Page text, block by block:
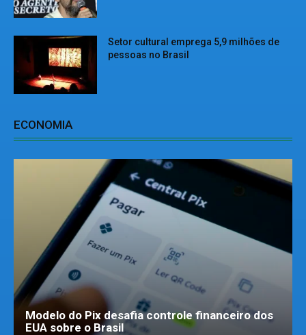
Setor cultural emprega 5,9 milhões de
pessoas no Brasil
ECONOMIA
Modelo do Pix desafia controle financeiro dos
EUA sobre o Brasil